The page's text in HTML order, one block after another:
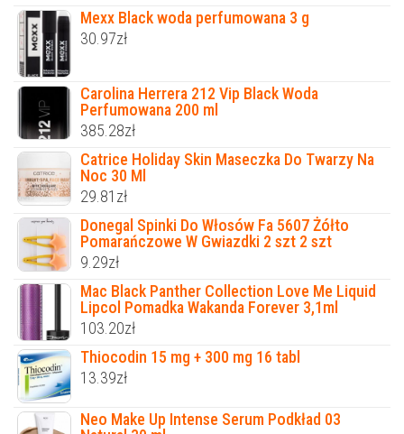
Mexx Black woda perfumowana 3 g
30.97zł
Carolina Herrera 212 Vip Black Woda
Perfumowana 200 ml
385.28zł
Catrice Holiday Skin Maseczka Do Twarzy Na
Noc 30 Ml
29.81 zł
Donegal Spinki Do Włosów Fa 5607 Żółto
Pomarańczowe W Gwiazdki 2 szt 2 szt
9.29zł
Mac Black Panther Collection Love Me Liquid
Lipcol Pomadka Wakanda Forever 3,1ml
103.20zł
Thiocodin 15 mg + 300 mg 16 tabl
13.39zł
Neo Make Up Intense Serum Podkład 03